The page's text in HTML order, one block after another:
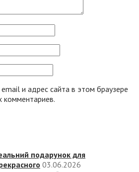
и адрес сайта в этом браузере
подарунок для
03.06.2026